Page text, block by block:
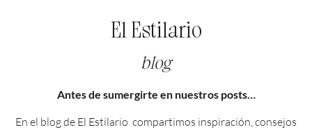
El Estilario
blog
Antes de sumergirte en nuestros posts…
En el blog de El Estilario compartimos inspiración, consejos